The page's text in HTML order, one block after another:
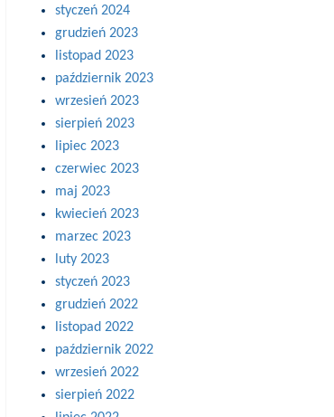
styczeń 2024
grudzień 2023
listopad 2023
październik 2023
wrzesień 2023
sierpień 2023
lipiec 2023
czerwiec 2023
maj 2023
kwiecień 2023
marzec 2023
luty 2023
styczeń 2023
grudzień 2022
listopad 2022
październik 2022
wrzesień 2022
sierpień 2022